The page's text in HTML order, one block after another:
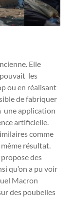
Elle
pouvait les
ou en réalisant
de fabriquer
une application
artificielle.
comme
résultat.
des
qu’on a pu voir
Macron
des poubelles